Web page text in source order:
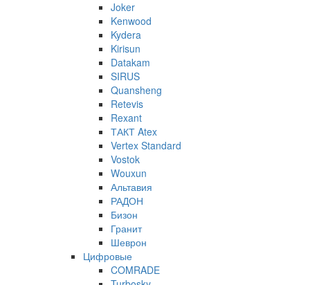
Joker
Kenwood
Kydera
Kirisun
Datakam
SIRUS
Quansheng
Retevis
Rexant
ТАКТ Atex
Vertex Standard
Vostok
Wouxun
Альтавия
РАДОН
Бизон
Гранит
Шеврон
Цифровые
COMRADE